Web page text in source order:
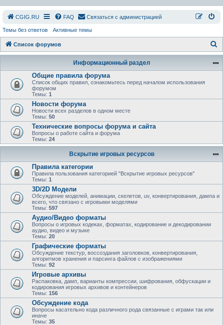
СGIG.RU FAQ Связаться с администрацией
Темы без ответов Активные темы
Список форумов
о
Информационный раздел
Общие правила форума
Список общих правил, ознакомьтесь перед началом использования
форумом
Темы: 1
Новости форума
Новости всех разделов в одном месте
Темы: 50
Технические вопросы форума и сайта
Вопросы о работе сайта и форума
Темы: 24
Вскрытие игровых ресурсов
Правила категории
Правила пользования категорией "Вскрытие игровых ресурсов"
Темы: 1
3D/2D Модели
Обсуждение моделей, анимации, скелетов, uv, конвертирования, дампа и
всего, что связано с игровыми моделями
Темы: 597
Аудио/Видео форматы
Вопросы о игровых кодеках, форматах, кодирование и декодировании
аудио, видео и музыке
Темы: 20
Графические форматы
Обсуждение текстур, воссоздания заголовков, конвертирования,
алгоритмов хранения и парсинга файлов с изображениями
Темы: 92
Игровые архивы
Распаковка, дамп, варианты компрессии, шифрования, обфускации и
кодирования игровых архивов и контейнеров
Темы: 156
Обсуждение кода
Вопросы касательно кода различного рода связанные с играми так или
иначе
Темы: 35